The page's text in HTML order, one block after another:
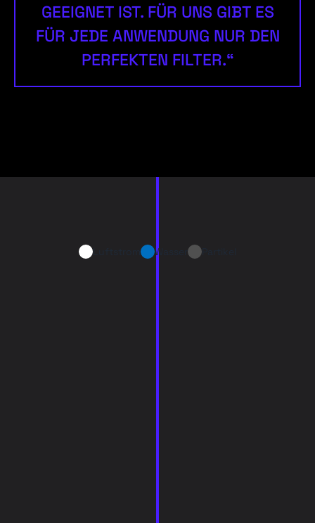
GEEIGNET IST. FÜR UNS GIBT ES
FÜR JEDE ANWENDUNG NUR DEN
PERFEKTEN FILTER.“
Wasser